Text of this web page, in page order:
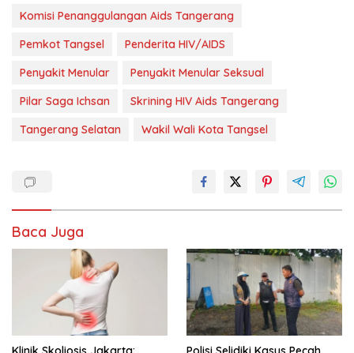
Komisi Penanggulangan Aids Tangerang
Pemkot Tangsel
Penderita HIV/AIDS
Penyakit Menular
Penyakit Menular Seksual
Pilar Saga Ichsan
Skrining HIV Aids Tangerang
Tangerang Selatan
Wakil Wali Kota Tangsel
Baca Juga